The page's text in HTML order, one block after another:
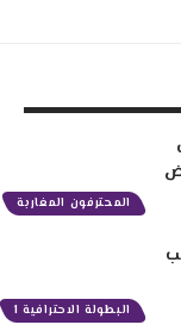
المحترفون المغاربة
البطولة الاحترافية 1